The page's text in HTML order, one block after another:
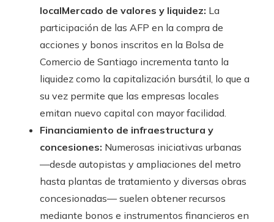
localMercado de valores y liquidez: La
participación de las AFP en la compra de
acciones y bonos inscritos en la Bolsa de
Comercio de Santiago incrementa tanto la
liquidez como la capitalización bursátil, lo que a
su vez permite que las empresas locales
emitan nuevo capital con mayor facilidad.
Financiamiento de infraestructura y
concesiones: Numerosas iniciativas urbanas
—desde autopistas y ampliaciones del metro
hasta plantas de tratamiento y diversas obras
concesionadas— suelen obtener recursos
mediante bonos e instrumentos financieros en